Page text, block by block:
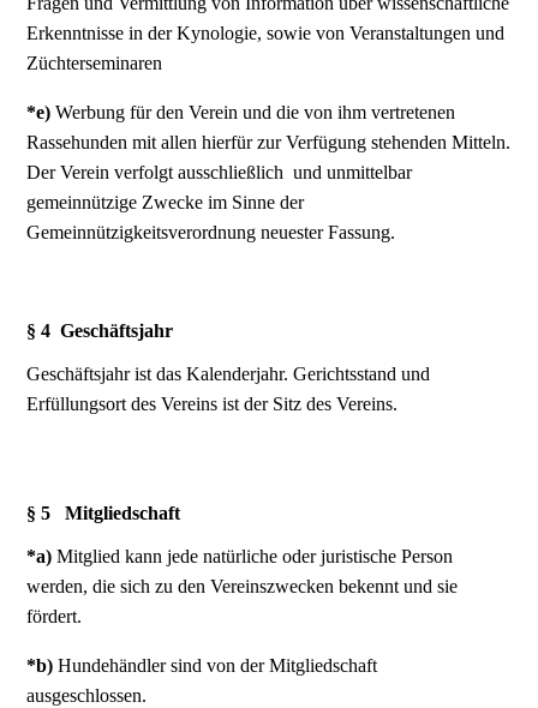
Erkenntnisse in der Kynologie, sowie von Veranstaltungen und
Züchterseminaren
*e)Werbung für den Verein und die von ihm vertretenen
Rassehunden mit allen hierfür zur Verfügung stehenden Mitteln.
Der Verein verfolgt ausschließlich und unmittelbar
gemeinnützige Zwecke im Sinne der
Gemeinnützigkeitsverordnung neuester Fassung.
§ 4 Geschäftsjahr
Geschäftsjahr ist das Kalenderjahr. Gerichtsstand und
Erfüllungsort des Vereins ist der Sitz des Vereins.
§ 5 Mitgliedschaft
*a) Mitglied kann jede natürliche oder juristische Person
werden, die sich zu den Vereinszwecken bekennt und sie
fördert.
*b) Hundehändler sind von der Mitgliedschaft
ausgeschlossen.